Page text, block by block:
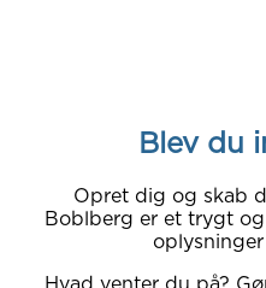
Blev du
Opret dig og skab
Boblberg er et trygt